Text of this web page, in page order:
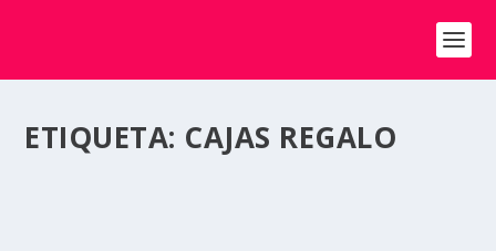
ETIQUETA: CAJAS REGALO